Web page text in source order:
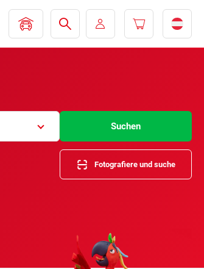
Suchen
Fotografiere und suche